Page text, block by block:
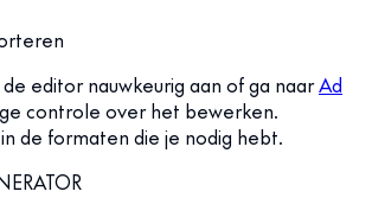
editor nauwkeurig aan of ga naarAd
controle over het bewerken.
de formaten die je nodig hebt.